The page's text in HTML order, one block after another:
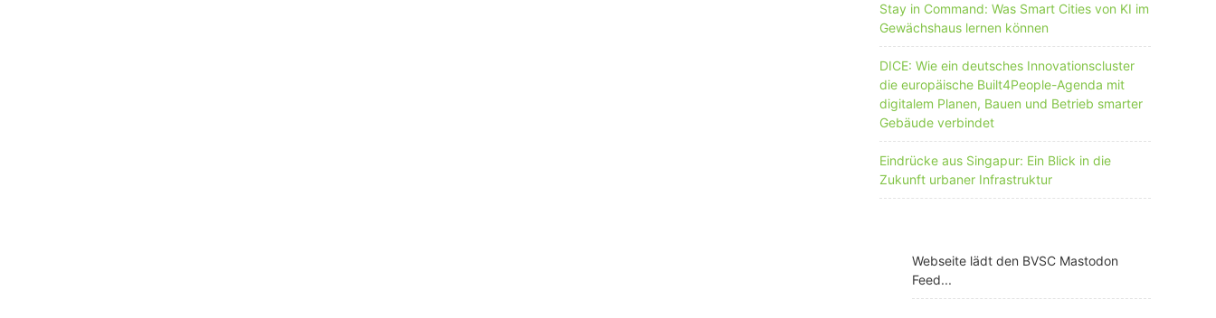
Stay in Command: Was Smart Cities von KI im
Gewächshaus lernen können
DICE: Wie ein deutsches Innovationscluster
die europäische Built4People-Agenda mit
digitalem Planen, Bauen und Betrieb smarter
Gebäude verbindet
Eindrücke aus Singapur: Ein Blick in die
Zukunft urbaner Infrastruktur
Webseite lädt den BVSC Mastodon
Feed...